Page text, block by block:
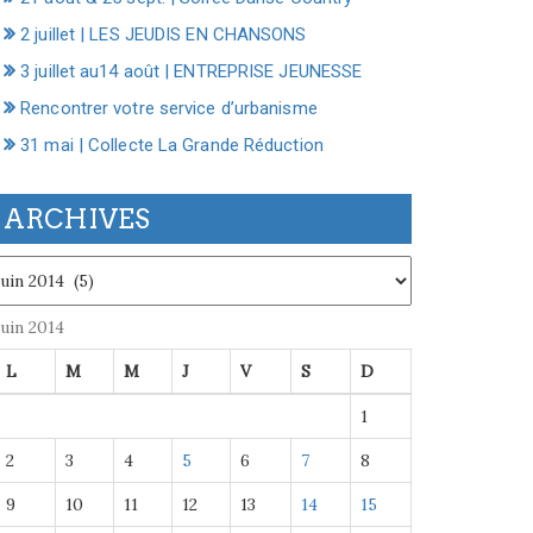
2 juillet | LES JEUDIS EN CHANSONS
3 juillet au14 août | ENTREPRISE JEUNESSE
Rencontrer votre service d’urbanisme
31 mai | Collecte La Grande Réduction
ARCHIVES
2014
L M M J V S D
1
2 3 4 5 6 7 8
9 10 11 12 13 14 15